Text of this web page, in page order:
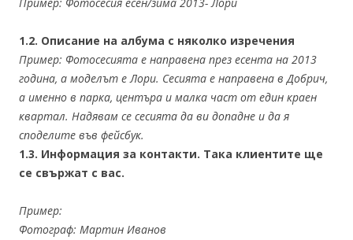
1.2. Описание на албума с няколко изречения
Пример: Фотосесията е направена през есента на 2013
година, а моделът е Лори. Сесията е направена в Добрич,
а именно в парка, центъра и малка част от един краен
квартал. Надявам се сесията да ви допадне и да я
споделите във фейсбук.
1.3. Информация за контакти. Така клиентите ще
се свържат с вас.
Пример:
Фотограф: Мартин Иванов